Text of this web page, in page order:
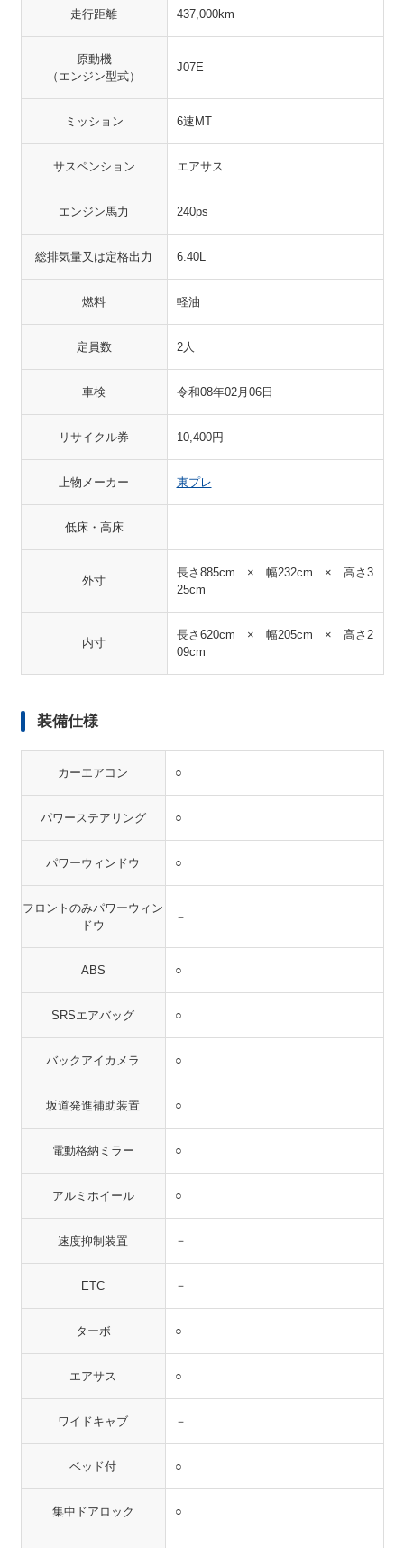
走行距離 437,000km
原動機
（エンジン型式）
J07E
ミッション 6速MT
サスペンション エアサス
エンジン馬力 240ps
総排気量又は定格出力 6.40L
燃料 軽油
定員数 2人
車検 令和08年02月06日
リサイクル券 10,400円
上物メーカー 東プレ
低床・高床
外寸
長さ885cm × 幅232cm × 高さ3
25cm
内寸
長さ620cm × 幅205cm × 高さ2
09cm
装備仕様
カーエアコン ○
パワーステアリング ○
パワーウィンドウ ○
フロントのみパワーウィン
ドウ
－
ABS ○
SRSエアバッグ ○
バックアイカメラ ○
坂道発進補助装置 ○
電動格納ミラー ○
アルミホイール ○
速度抑制装置 －
ETC －
ターボ ○
エアサス ○
ワイドキャブ －
ベッド付 ○
集中ドアロック ○